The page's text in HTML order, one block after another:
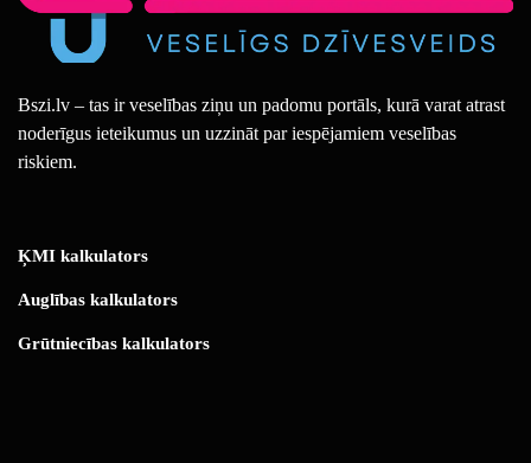
Bszi.lv – tas ir veselības ziņu un padomu portāls, kurā varat atrast
noderīgus ieteikumus un uzzināt par iespējamiem veselības
riskiem.
ĶMI kalkulators
Auglības kalkulators
Grūtniecības kalkulators